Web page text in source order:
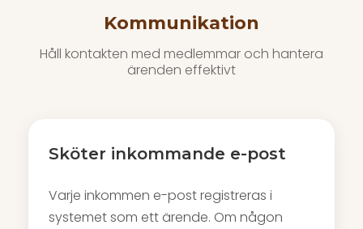
Kommunikation
Håll kontakten med medlemmar och hantera
ärenden effektivt
Sköter inkommande e-post
Varje inkommen e-post registreras i
systemet som ett ärende. Om någon